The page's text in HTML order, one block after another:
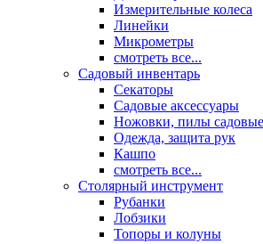
Измерительные колеса
Линейки
Микрометры
смотреть все...
Садовый инвентарь
Секаторы
Садовые аксессуары
Ножовки, пилы садовые
Одежда, защита рук
Кашпо
смотреть все...
Столярный инструмент
Рубанки
Лобзики
Топоры и колуны